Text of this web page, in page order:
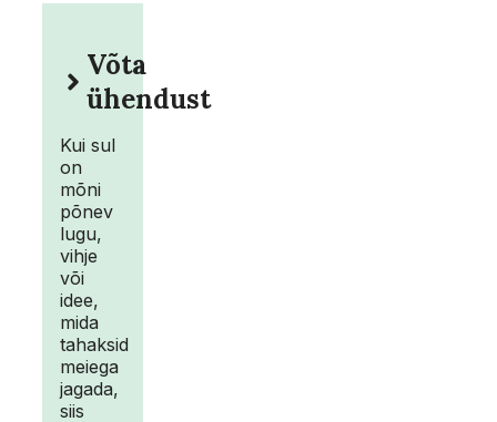
Võta
ühendust
Kui sul
on
mõni
põnev
lugu,
vihje
või
idee,
mida
tahaksid
meiega
jagada,
siis